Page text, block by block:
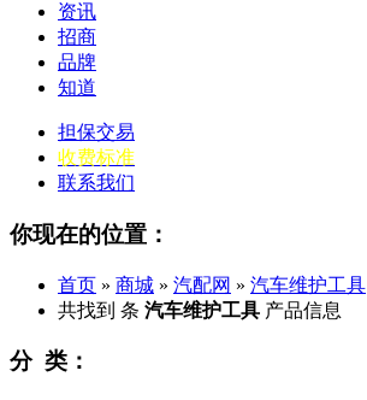
资讯
招商
品牌
知道
担保交易
收费标准
联系我们
你现在的位置：
首页 » 商城 » 汽配网 » 汽车维护工具
共找到 条 汽车维护工具 产品信息
分 类：